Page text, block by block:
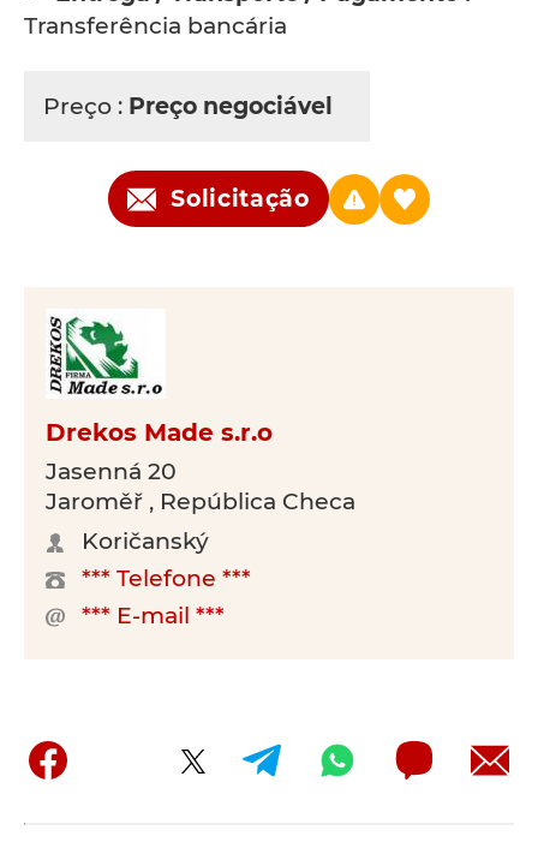
Transferência bancária
Preço : Preço negociável
Solicitação
Drekos Made s.r.o
Jasenná 20
Jaroměř , República Checa
Koričanský
*** Telefone ***
*** E-mail ***